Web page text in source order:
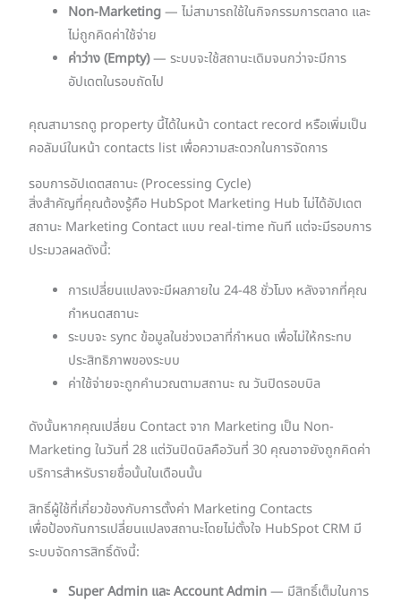
Non-Marketing— ไม่สามารถใช้ในกิจกรรมการตลาด และ
ไม่ถูกคิดค่าใช้จ่าย
ค่าว่าง (Empty)— ระบบจะใช้สถานะเดิมจนกว่าจะมีการ
อัปเดตในรอบถัดไป
คุณสามารถดู property นี้ได้ในหน้า contact record หรือเพิ่มเป็น
คอลัมน์ในหน้า contacts list เพื่อความสะดวกในการจัดการ
รอบการอัปเดตสถานะ (Processing Cycle)
สิ่งสำคัญที่คุณต้องรู้คือ HubSpot Marketing Hub ไม่ได้อัปเดต
สถานะ Marketing Contact แบบ real-time ทันที แต่จะมีรอบการ
ประมวลผลดังนี้:
การเปลี่ยนแปลงจะมีผลภายใน 24-48 ชั่วโมง หลังจากที่คุณ
กำหนดสถานะ
ระบบจะ sync ข้อมูลในช่วงเวลาที่กำหนด เพื่อไม่ให้กระทบ
ประสิทธิภาพของระบบ
ค่าใช้จ่ายจะถูกคำนวณตามสถานะ ณ วันปิดรอบบิล
ดังนั้นหากคุณเปลี่ยน Contact จาก Marketing เป็น Non-
Marketing ในวันที่ 28 แต่วันปิดบิลคือวันที่ 30 คุณอาจยังถูกคิดค่า
บริการสำหรับรายชื่อนั้นในเดือนนั้น
สิทธิ์ผู้ใช้ที่เกี่ยวข้องกับการตั้งค่า Marketing Contacts
เพื่อป้องกันการเปลี่ยนแปลงสถานะโดยไม่ตั้งใจ HubSpot CRM มี
ระบบจัดการสิทธิ์ดังนี้:
Super Admin และ Account Admin— มีสิทธิ์เต็มในการ